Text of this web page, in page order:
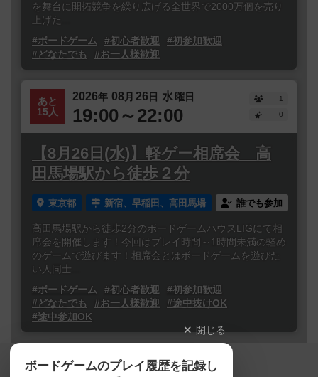
を舞台に開拓競争を繰り広げる全世界で2000万個を売り
上げた...
#ボードゲーム
#初心者歓迎
#初参加歓迎
#どなたでも
#お一人様歓迎
あと
15人
2026年 08 月 26日 水曜日
19:00～22:00
1
0
【8月26日(水)】軽ゲー相席会 高
田馬場駅から徒歩２分
東京都 新宿、早稲田、高田馬場 誰でも参加
高田馬場駅から徒歩2分のボードゲームハウスLIGにて相
席会を開催します！今回はプレイ時間～1時間未満の軽め
のゲームで遊びます！相席会とはボードゲームを遊びた
い人同士...
#ボードゲーム
#初心者歓迎
#初参加歓迎
#どなたでも
#お一人様歓迎
#途中抜けOK
#途中参加OK
閉じる
ボードゲームのプレイ履歴を記録し
【ボドゲーマ】ボードゲームの総合情報サイト